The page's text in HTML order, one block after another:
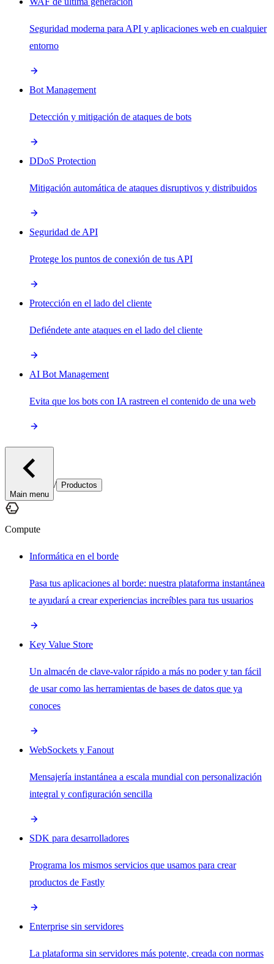
Seguridad moderna para API y aplicaciones web en cualquier
entorno
Bot Management
Detección y mitigación de ataques de bots
DDoS Protection
Mitigación automática de ataques disruptivos y distribuidos
Seguridad de API
Protege los puntos de conexión de tus API
Protección en el lado del cliente
Defiéndete ante ataques en el lado del cliente
AI Bot Management
Evita que los bots con IA rastreen el contenido de una web
Main menu
/ Productos
Compute
Informática en el borde
Pasa tus aplicaciones al borde: nuestra plataforma instantánea
te ayudará a crear experiencias increíbles para tus usuarios
Key Value Store
Un almacén de clave-valor rápido a más no poder y tan fácil
de usar como las herramientas de bases de datos que ya
conoces
WebSockets y Fanout
Mensajería instantánea a escala mundial con personalización
integral y configuración sencilla
SDK para desarrolladores
Programa los mismos servicios que usamos para crear
productos de Fastly
Enterprise sin servidores
La plataforma sin servidores más potente, creada con normas